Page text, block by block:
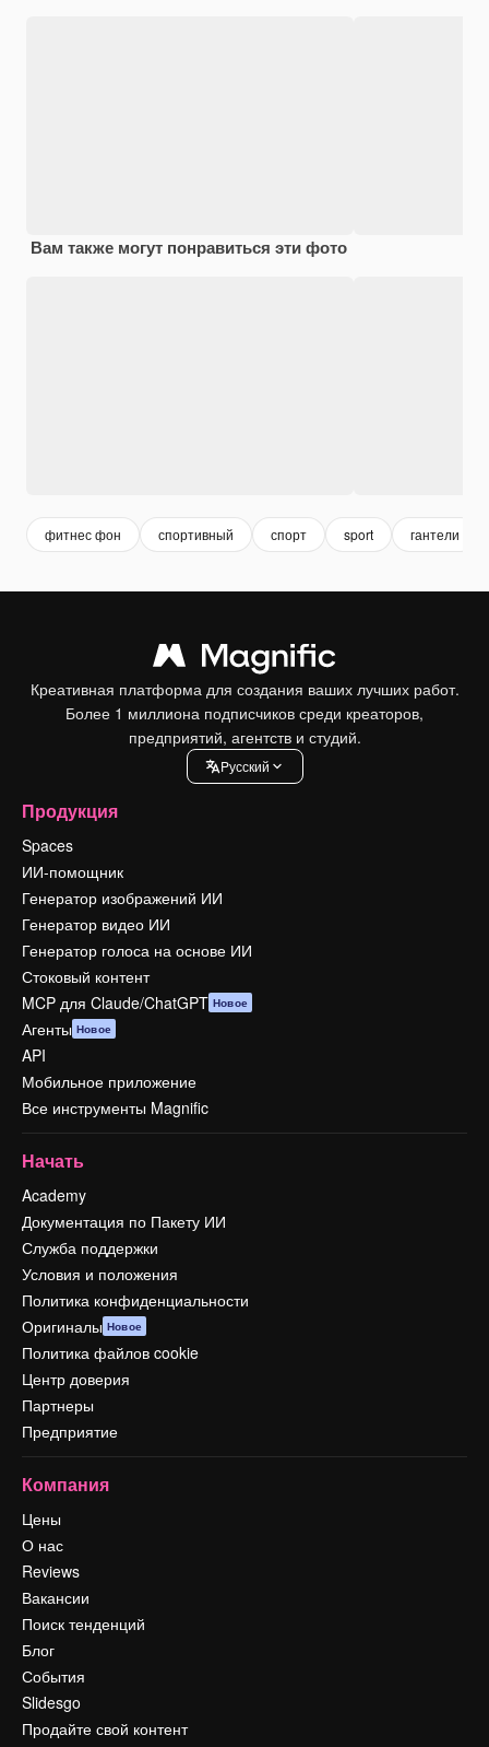
Вам также могут понравиться эти фото
фитнес фон спортивный спорт sport гантели
Креативная платформа для создания ваших лучших работ.
Более 1 миллиона подписчиков среди креаторов,
предприятий, агентств и студий.
Pусский
Продукция
Spaces
ИИ-помощник
Генератор изображений ИИ
Генератор видео ИИ
Генератор голоса на основе ИИ
Стоковый контент
MCP для Claude/ChatGPT Новое
Агенты Новое
API
Мобильное приложение
Все инструменты Magnific
Начать
Academy
Документация по Пакету ИИ
Служба поддержки
Условия и положения
Политика конфиденциальности
Оригиналы Новое
Политика файлов cookie
Центр доверия
Партнеры
Предприятие
Компания
Цены
О нас
Reviews
Вакансии
Поиск тенденций
Блог
События
Slidesgo
Продайте свой контент